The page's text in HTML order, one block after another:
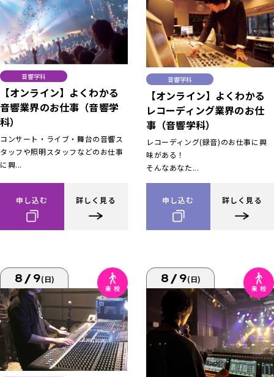
音響学科
【オンライン】よくわかる
音響業界のお仕事（音響学
科）
コンサート・ライブ・舞台の音響ス
タッフや照明スタッフなどのお仕事
に興...
申し込む 詳しく見る
音響学科
【オンライン】よくわかる
レコーディング業界のお仕
事（音響学科）
レコーディング(録音)のお仕事に興
味がある！
そんなあなた...
申し込む 詳しく見る
8/9(日) 8/9(日)